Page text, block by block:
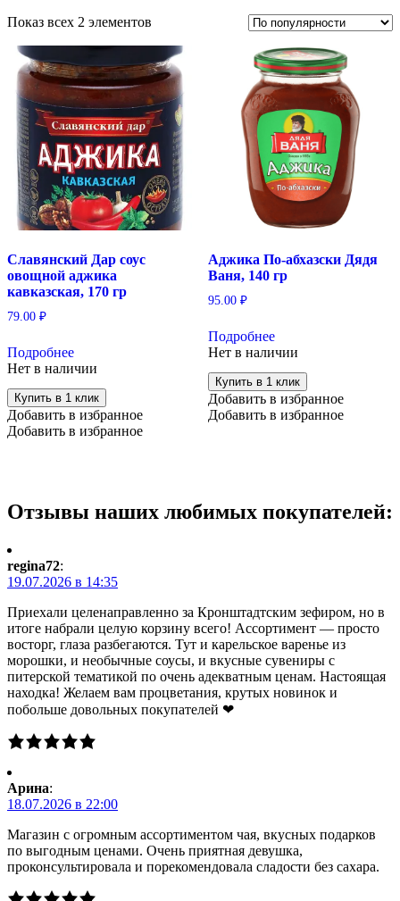
Показ всех 2 элементов
Славянский Дар соус
овощной аджика
кавказская, 170 гр
79.00 ₽
Подробнее
Нет в наличии
Купить в 1 клик
Добавить в избранное
Добавить в избранное
Аджика По-абхазски Дядя
Ваня, 140 гр
95.00 ₽
Подробнее
Нет в наличии
Купить в 1 клик
Добавить в избранное
Добавить в избранное
Отзывы наших любимых покупателей:
regina72:
19.07.2026 в 14:35
Приехали целенаправленно за Кронштадтским зефиром, но в
итоге набрали целую корзину всего! Ассортимент — просто
восторг, глаза разбегаются. Тут и карельское варенье из
морошки, и необычные соусы, и вкусные сувениры с
питерской тематикой по очень адекватным ценам. Настоящая
находка! Желаем вам процветания, крутых новинок и
побольше довольных покупателей ❤
Арина:
18.07.2026 в 22:00
Магазин с огромным ассортиментом чая, вкусных подарков
по выгодным ценами. Очень приятная девушка,
проконсультировала и порекомендовала сладости без сахара.